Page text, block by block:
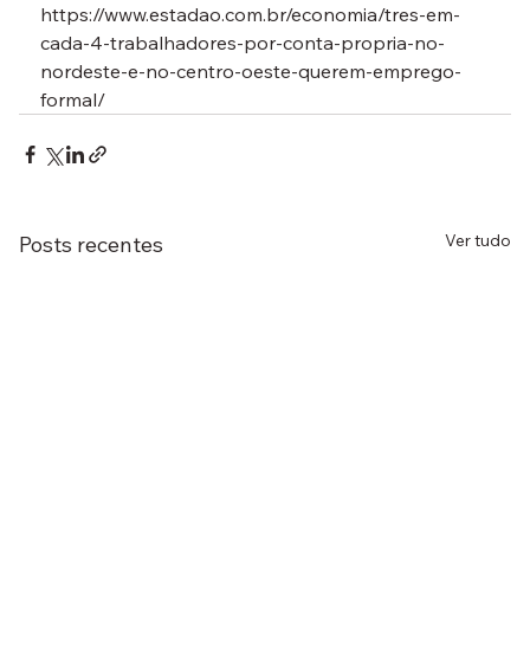
https://www.estadao.com.br/economia/tres-em-
cada-4-trabalhadores-por-conta-propria-no-
nordeste-e-no-centro-oeste-querem-emprego-
formal/
Posts recentes Ver tudo